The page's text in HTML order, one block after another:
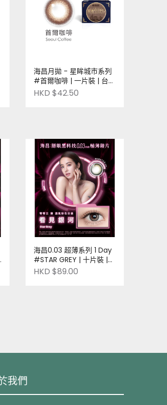
海昌月拋 - 星眸城市系列
#首爾咖啡 | 一片裝 | 台灣
品牌 | Pre-Order
HKD $42.50
海昌0.03 超薄系列 1 Day
#STAR GREY | 十片裝 |
台灣品牌 | Pre-order
HKD $89.00
我們